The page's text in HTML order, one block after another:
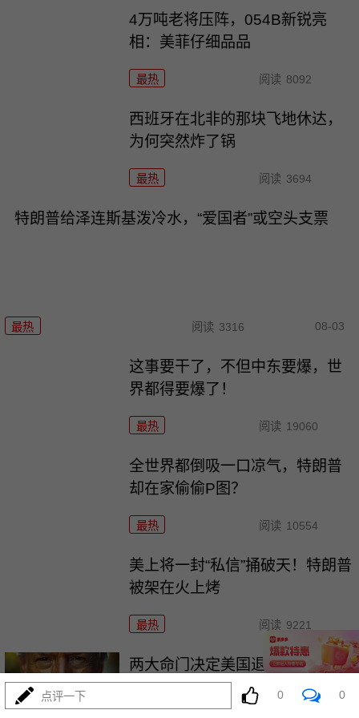
4万吨老将压阵，054B新锐亮
相：美菲仔细品品
最热 阅读 8092
西班牙在北非的那块飞地休达，
为何突然炸了锅
最热 阅读 3694
特朗普给泽连斯基泼冷水，“爱国者”或空头支票
最热 阅读 3316 08-03
这事要干了，不但中东要爆，世
界都得要爆了！
最热 阅读 19060
全世界都倒吸一口凉气，特朗普
却在家偷偷P图？
最热 阅读 10554
美上将一封“私信”捅破天！特朗普
被架在火上烤
最热 阅读 9221
两大命门决定美国退无可退，伊
朗别再幻想了！
点评一下 0 0